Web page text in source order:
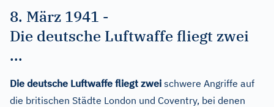
8. März 1941 -
Die deutsche Luftwaffe fliegt zwei
...
Die deutsche Luftwaffe fliegt zwei schwere Angriffe auf
die britischen Städte London und Coventry, bei denen